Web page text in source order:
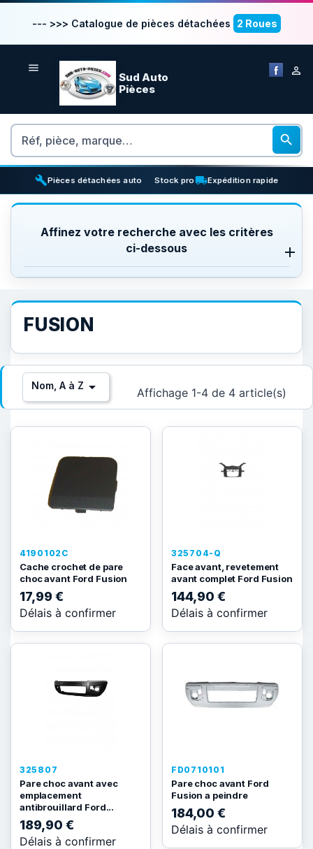
--- >>> Catalogue de pièces détachées 2 Roues
 
Sud Auto
Pièces
Rechercher

buildPièces détachées auto inventory_2
Stock prolocal_shippingExpédition rapide
Affinez votre recherche avec les critères
ci-dessous
FUSION
Nom, A à Z  Affichage 1-4 de 4 article(s)
4190102C
Cache crochet de pare
choc avant Ford Fusion
17,99 €
Délais à confirmer
325704-Q
Face avant, revetement
avant complet Ford Fusion
144,90 €
Délais à confirmer
325807
Pare choc avant avec
emplacement
antibrouillard Ford...
189,90 €
Délais à confirmer
FD0710101
Pare choc avant Ford
Fusion a peindre
184,00 €
Délais à confirmer